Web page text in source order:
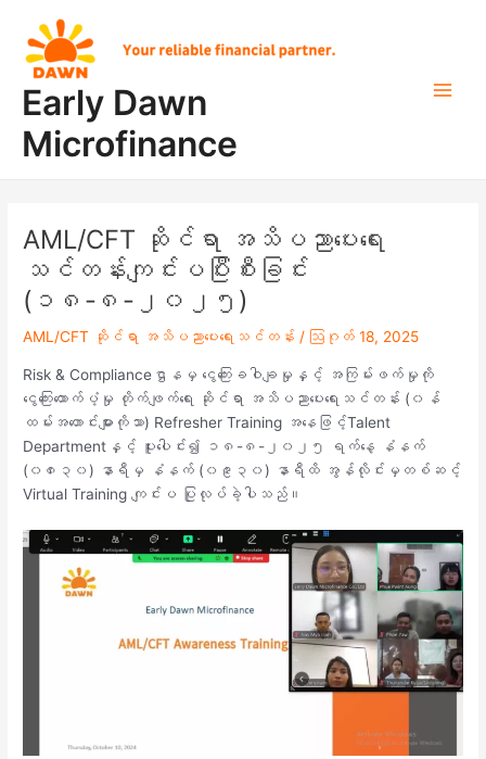
content
Early Dawn
Microfinance
AML/CFT ဆိုင်ရာ အသိပညာပေးရေး
သင်တန်းကျင်းပပြီးစီးခြင်း
(၁၈-၈-၂၀၂၅)
AML/CFT ဆိုင်ရာ အသိပညာပေးရေးသင်တန်း / ဩဂုတ် 18, 2025
Risk & Complianceဌာနမှ ငွေကြေးခဝါချမှုနှင့် အကြမ်းဖက်မှုကို
ငွေကြေးထောက်ပံ့မှု တိုက်ဖျက်ရေး ဆိုင်ရာ အသိပညာပေးရေးသင်တန်း (၀န်
ထမ်းအဟောင်းများကိုသာ) Refresher Training အနေဖြင့်Talent
Departmentနှင့် ပူးပေါင်း၍ ၁၈-၈-၂၀၂၅ ရက်နေ့ နံနက်
(၀၈း၃၀) နာရီမှ နံနက် (၀၉း၃၀) နာရီထိ အွန်လိုင်းမှတစ်ဆင့်
Virtual Training ကျင်းပ ပြုလုပ်ခဲ့ပါသည်။
navigation